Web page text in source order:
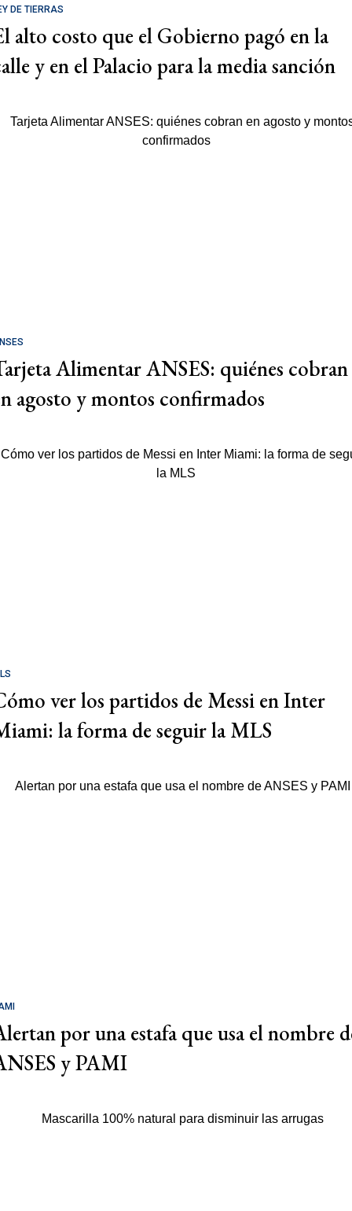
DE TIERRAS
alto costo que el Gobierno pagó en la
y en el Palacio para la media sanción
Alimentar ANSES: quiénes cobran
agosto y montos confirmados
ver los partidos de Messi en Inter
la forma de seguir la MLS
por una estafa que usa el nombre
y PAMI